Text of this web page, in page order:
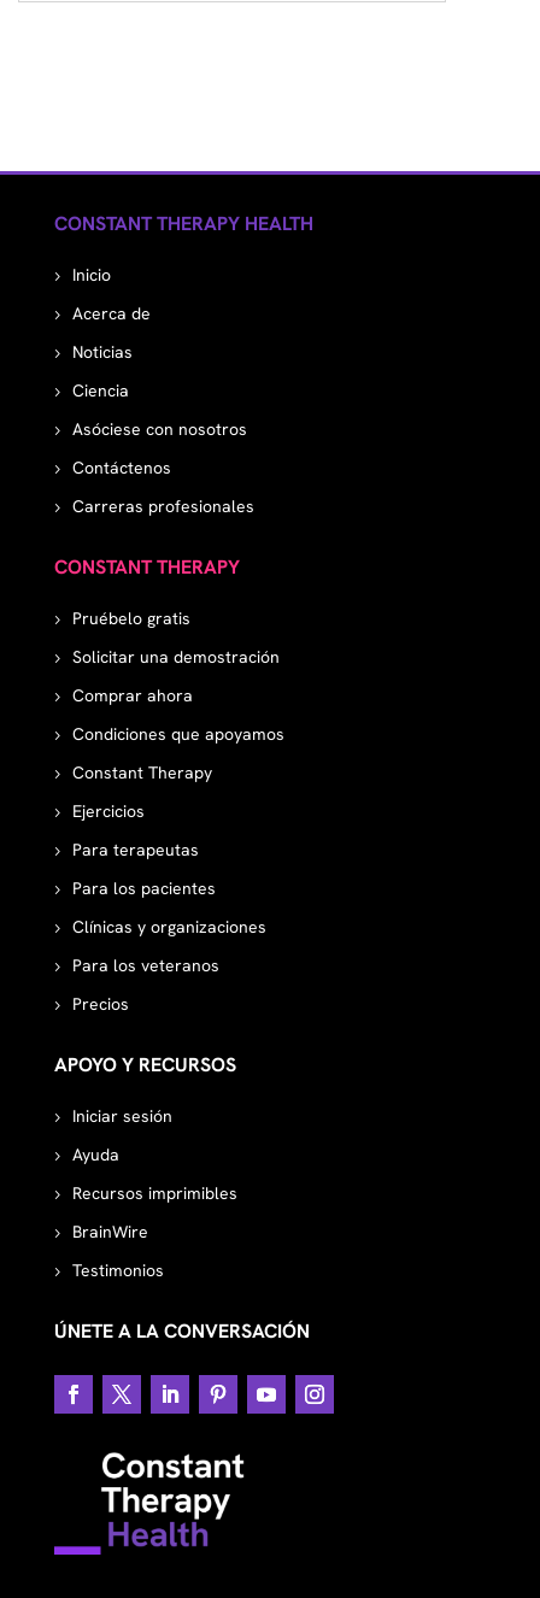
CONSTANT THERAPY HEALTH
Inicio
Acerca de
Noticias
Ciencia
Asóciese con nosotros
Contáctenos
Carreras profesionales
CONSTANT THERAPY
Pruébelo gratis
Solicitar una demostración
Comprar ahora
Condiciones que apoyamos
Constant Therapy
Ejercicios
Para terapeutas
Para los pacientes
Clínicas y organizaciones
Para los veteranos
Precios
APOYO Y RECURSOS
Iniciar sesión
Ayuda
Recursos imprimibles
BrainWire
Testimonios
ÚNETE A LA CONVERSACIÓN